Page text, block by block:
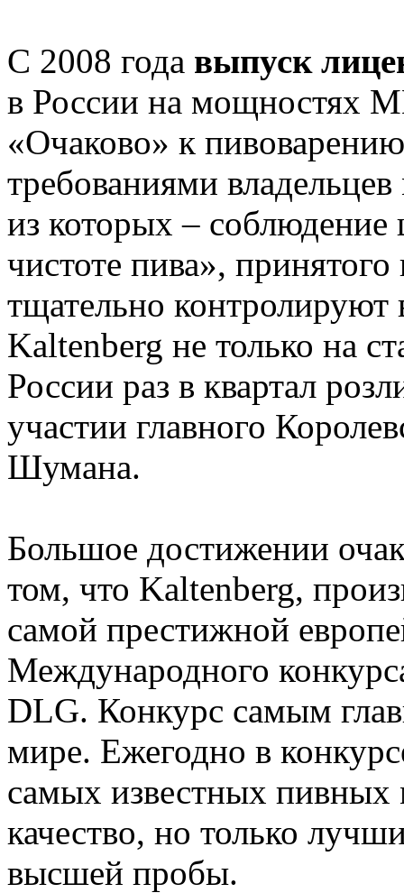
С 2008 года выпуск
в России на мощностях
«Очаково» к
требованиями
из которых – соблюдение
чистоте пива»,
тщательно
Kaltenberg не только на
России раз в квартал
участии главного
Шумана.
Большое достижении
том, что Kaltenberg,
самой престижной
Международного
DLG. Конкурс самым
мире. Ежегодно в
самых известных пивных
качество, но только
высшей пробы.